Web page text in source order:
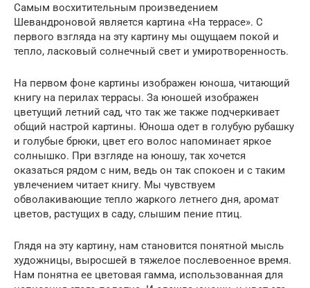
Самым восхитительным произведением
Шевандроновой является картина «На террасе». С
первого взгляда на эту картину мы ощущаем покой и
тепло, ласковый солнечный свет и умиротворенность.
На первом фоне картины изображен юноша, читающий
книгу на перилах террасы. За юношей изображен
цветущий летний сад, что так же также подчеркивает
общий настрой картины. Юноша одет в голубую рубашку
и голубые брюки, цвет его волос напоминает яркое
солнышко. При взгляде на юношу, так хочется
оказаться рядом с ним, ведь он так спокоен и с таким
увлечением читает книгу. Мы чувствуем
обволакивающие тепло жаркого летнего дня, аромат
цветов, растущих в саду, слышим пение птиц.
Глядя на эту картину, нам становится понятной мысль
художницы, выросшей в тяжелое послевоенное время.
Нам понятна ее цветовая гамма, использованная для